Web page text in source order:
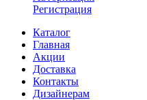
Регистрация
Каталог
Главная
Акции
Доставка
Контакты
Дизайнерам